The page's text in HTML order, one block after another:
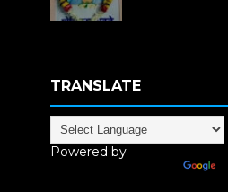
TRANSLATE
Powered by